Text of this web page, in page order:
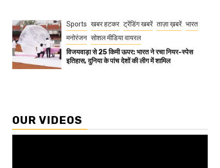
Sports खबर हटकर ट्रेंडिंग खबरें ताज़ा ख़बरें भारत
मनोरंजन सोशल मीडिया वायरल
विजयवाड़ा से 25 किमी ऊपर: भारत ने रचा नियर-स्पेस
इतिहास, दुनिया के पांच देशों की लीग में शामिल
OUR VIDEOS